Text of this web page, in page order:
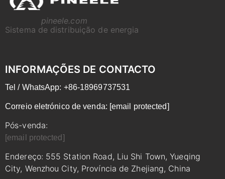
pineele.com
Sistema de distribuição de energia
INFORMAÇÕES DE CONTACTO
Tel / WhatsApp: +86-18969737531
Correio eletrónico de venda: [email protected]
Pós-venda:
[email protected]
Endereço: 555 Station Road, Liu Shi Town, Yueqing
City, Wenzhou City, Província de Zhejiang, China